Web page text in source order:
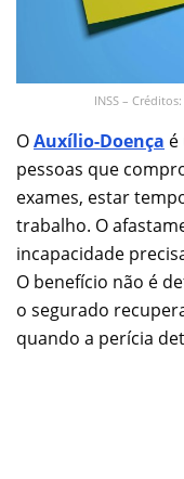
INSS –
OAuxílio-Doença é
pessoas que
exames, estar
trabalho. O
incapacidade
O benefício não é
o segurado
quando a perícia